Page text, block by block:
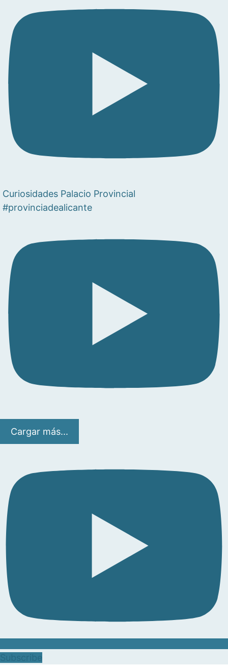
Curiosidades Palacio Provincial
#provinciadealicante
Cargar más...